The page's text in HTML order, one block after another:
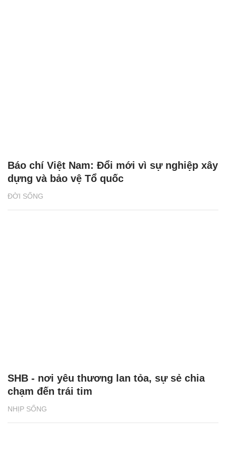
ĐỜI SỐNG
Báo chí Việt Nam: Đổi mới vì sự nghiệp xây
dựng và bảo vệ Tổ quốc
NHỊP SỐNG
SHB - nơi yêu thương lan tỏa, sự sẻ chia
chạm đến trái tim